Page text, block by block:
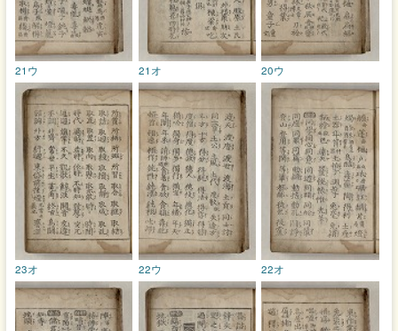
20ウ
21オ
21ウ
22オ
22ウ
23オ